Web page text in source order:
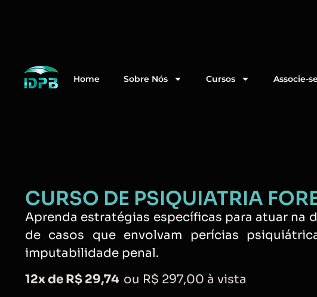
Home Sobre Nós Cursos Associe-
CURSO DE PSIQUIATRIA
Aprenda estratégias específicas para atuar na
de casos que envolvam perícias
imputabilidade penal.
12x de R$ 29,74 ou R$ 297,00 à vista